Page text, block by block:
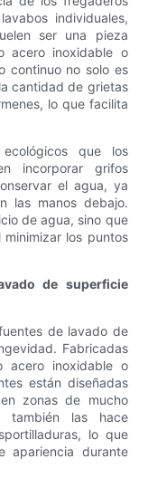
individuales,
ser una pieza
acero inoxidable o
continuo no solo es
cantidad de grietas
lo que facilita
que los
incorporar grifos
el agua, ya
las manos debajo.
de agua, sino que
los puntos
de superficie
de lavado de
Fabricadas
acero inoxidable o
están diseñadas
zonas de mucho
también las hace
lo que
apariencia durante